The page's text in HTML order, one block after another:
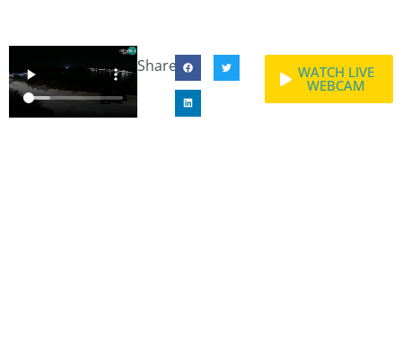
Share: WATCH LIVE
WEBCAM